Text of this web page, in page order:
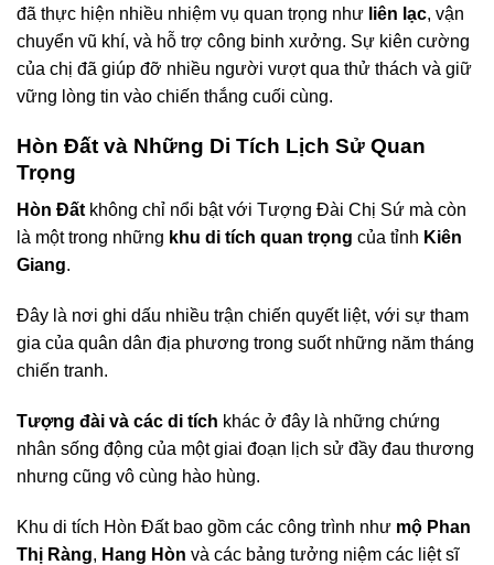
đã thực hiện nhiều nhiệm vụ quan trọng như liên lạc, vận
chuyển vũ khí, và hỗ trợ công binh xưởng. Sự kiên cường
của chị đã giúp đỡ nhiều người vượt qua thử thách và giữ
vững lòng tin vào chiến thắng cuối cùng.
Hòn Đất và Những Di Tích Lịch Sử Quan
Trọng
Hòn Đất không chỉ nổi bật với Tượng Đài Chị Sứ mà còn
là một trong những khu di tích quan trọng của tỉnh Kiên
Giang.
Đây là nơi ghi dấu nhiều trận chiến quyết liệt, với sự tham
gia của quân dân địa phương trong suốt những năm tháng
chiến tranh.
Tượng đài và các di tích khác ở đây là những chứng
nhân sống động của một giai đoạn lịch sử đầy đau thương
nhưng cũng vô cùng hào hùng.
Khu di tích Hòn Đất bao gồm các công trình như mộ Phan
Thị Ràng, Hang Hòn và các bảng tưởng niệm các liệt sĩ